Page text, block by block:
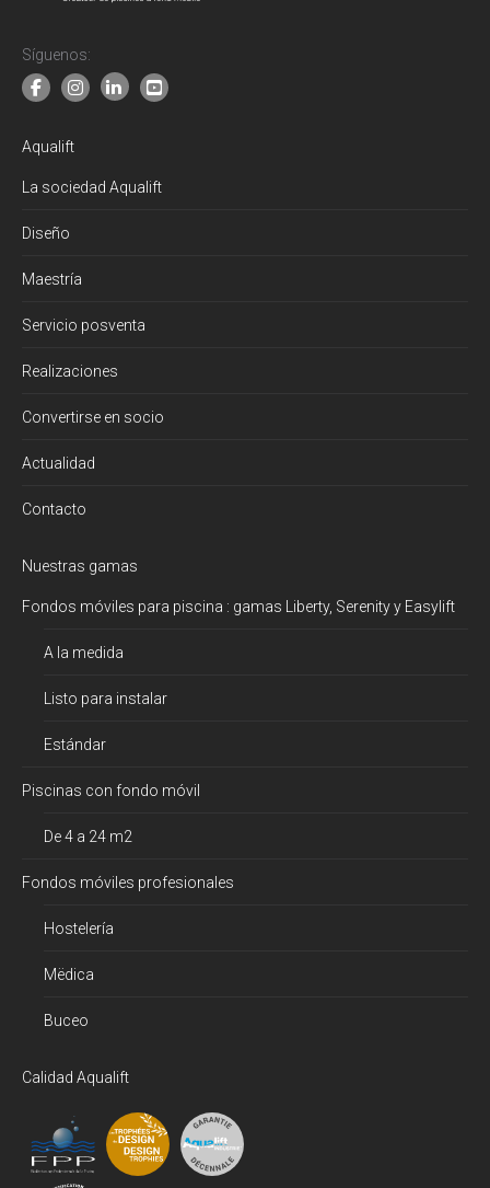
Síguenos:
Aqualift
La sociedad Aqualift
Diseño
Maestría
Servicio posventa
Realizaciones
Convertirse en socio
Actualidad
Contacto
Nuestras gamas
Fondos móviles para piscina : gamas Liberty, Serenity y Easylift
A la medida
Listo para instalar
Estándar
Piscinas con fondo móvil
De 4 a 24 m2
Fondos móviles profesionales
Hostelería
Mëdica
Buceo
Calidad Aqualift